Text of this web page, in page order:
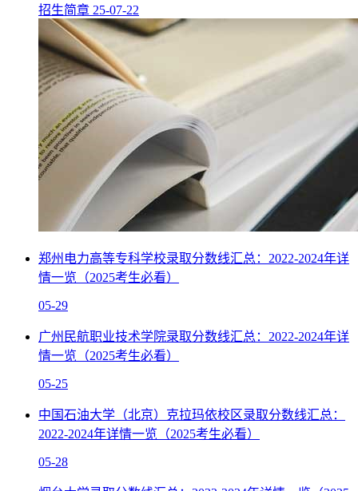
招生简章 25-07-22
郑州电力高等专科学校录取分数线汇总：2022-2024年详
情一览（2025考生必看）
05-29
广州民航职业技术学院录取分数线汇总：2022-2024年详
情一览（2025考生必看）
05-25
中国石油大学（北京）克拉玛依校区录取分数线汇总：
2022-2024年详情一览（2025考生必看）
05-28